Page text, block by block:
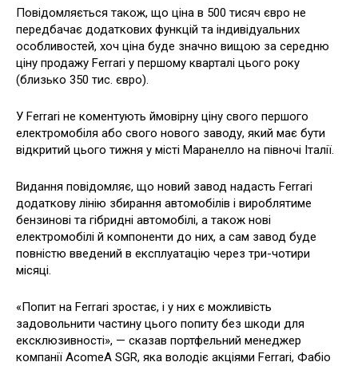
Повідомляється також, що ціна в 500 тисяч євро не
передбачає додаткових функцій та індивідуальних
особливостей, хоч ціна буде значно вищою за середню
ціну продажу Ferrari у першому кварталі цього року
(близько 350 тис. євро).
У Ferrari не коментують ймовірну ціну свого першого
електромобіля або свого нового заводу, який має бути
відкритий цього тижня у місті Маранелло на півночі Італії.
Видання повідомляє, що новий завод надасть Ferrari
додаткову лінію збирання автомобілів і вироблятиме
бензинові та гібридні автомобілі, а також нові
електромобілі й компоненти до них, а сам завод буде
повністю введений в експлуатацію через три-чотири
місяці.
«Попит на Ferrari зростає, і у них є можливість
задовольнити частину цього попиту без шкоди для
ексклюзивності», — сказав портфельний менеджер
компанії AcomeA SGR, яка володіє акціями Ferrari, Фабіо